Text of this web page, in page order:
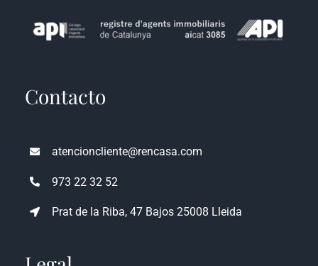
atencioncliente@rencasa.com
973 22 32 52